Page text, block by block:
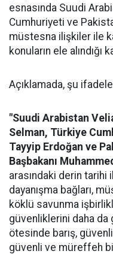
esnasında Suudi
Cumhuriyeti ve
müstesna ilişkiler ile
konuların ele alındığı
Açıklamada, şu
"Suudi Arabistan
Selman, Türkiye
Tayyip Erdoğan ve
Başbakanı
arasındaki derin
dayanışma bağları,
köklü savunma
güvenliklerini daha
ötesinde barış,
güvenli ve müreffeh